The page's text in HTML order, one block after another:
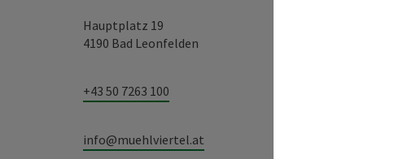
Hauptplatz 19
4190 Bad Leonfelden
+43 50 7263 100
info@muehlviertel.at